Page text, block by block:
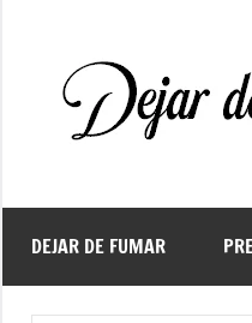
contenido
DEJAR DE FUMAR